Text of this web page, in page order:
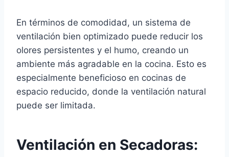
En términos de comodidad, un sistema de
ventilación bien optimizado puede reducir los
olores persistentes y el humo, creando un
ambiente más agradable en la cocina. Esto es
especialmente beneficioso en cocinas de
espacio reducido, donde la ventilación natural
puede ser limitada.
Ventilación en Secadoras: